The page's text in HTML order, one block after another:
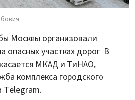
Москвы организовали
опасных участках дорог. В
МКАД и ТиНАО,
комплекса городского
Telegram.